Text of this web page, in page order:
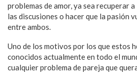
problemas de amor, ya sea recuperar
las discusiones o hacer que la pasión
entre ambos.
Uno de los motivos por los que estos
conocidos actualmente en todo el
cualquier problema de pareja que